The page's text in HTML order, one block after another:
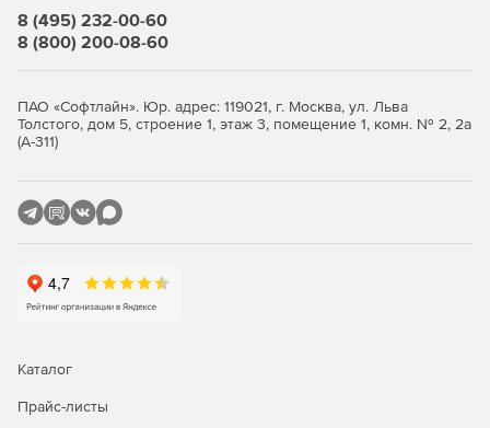
Сокращение времени, необходимого для обратной
согласований благодаря четким инструкциям.
8 (495) 232-00-60
8 (800) 200-08-60
ПАО «Софтлайн». Юр. адрес: 119021, г. Москва, ул. Льва
Толстого, дом 5, строение 1, этаж 3, помещение 1, комн. № 2, 2а
(А-311)
Каталог
Прайс-листы